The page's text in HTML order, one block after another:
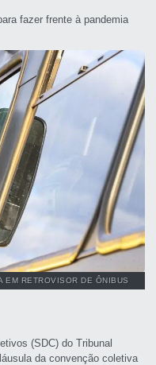
fazer frente à pandemia
EM RETROVISOR DE ÔNIBUS
(SDC) do Tribunal
da convenção coletiva